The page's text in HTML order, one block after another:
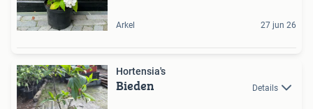
Arkel 27 jun 26
Hortensia's
Bieden Details